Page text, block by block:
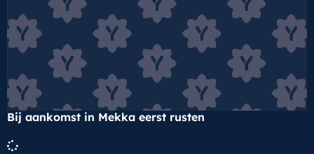
Bij aankomst in Mekka eerst rusten